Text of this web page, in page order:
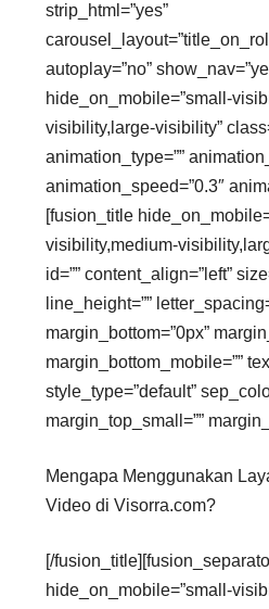
strip_html=”yes”
autoplay=”no”
hide_on_mobile=”small-
visibility,large-visibility”
animation_type=””
animation_speed=”0.3″
[fusion_title
visibility,medium-
id=”” content_align=”left”
line_height=””
margin_bottom=”0px”
margin_bottom_mobile=””
style_type=”default”
margin_top_small=””
Mengapa Menggunakan
Video di Visorra.com?
[/
hide_on_mobile=”small-